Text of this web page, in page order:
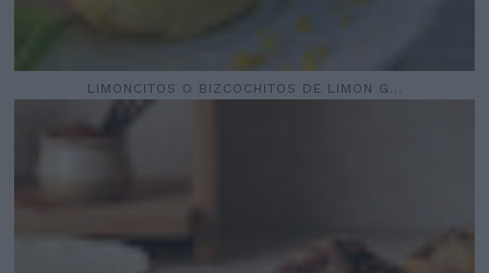
LIMONCITOS O BIZCOCHITOS DE LIMON G...